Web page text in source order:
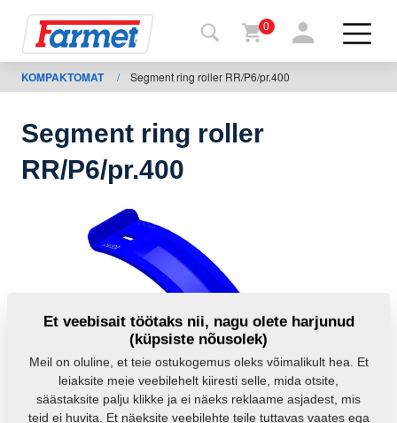
Farmeti
pood
masinad
Allalaadimiseks
0
KOMPAKTOMAT / Segment ring roller RR/P6/pr.400
Segment ring roller
RR/P6/pr.400
Et veebisait töötaks nii, nagu olete harjunud
(küpsiste nõusolek)
Meil on oluline, et teie ostukogemus oleks võimalikult hea. Et
leiaksite meie veebilehelt kiiresti selle, mida otsite,
säästaksite palju klikke ja ei näeks reklaame asjadest, mis
teid ei huvita. Et näeksite veebilehte teile tuttavas vaates ega